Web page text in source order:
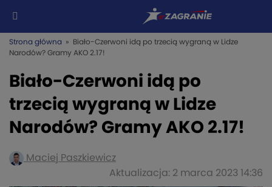
Strona główna » Biało-Czerwoni idą po trzecią wygraną w Lidze
Narodów? Gramy AKO 2.17!
Biało-Czerwoni idą po
trzecią wygraną w Lidze
Narodów? Gramy AKO 2.17!
Maciej Paszkiewicz
Aktualizacja: 2 marca 2023 14:36